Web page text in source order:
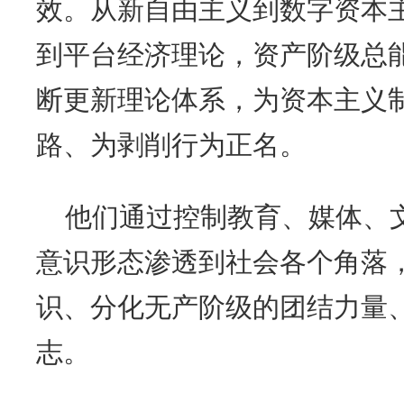
效。从新自由主义到数字资本
到平台经济理论，资产阶级总
断更新理论体系，为资本主义
路、为剥削行为正名。
他们通过控制教育、媒体、
意识形态渗透到社会各个角落
识、分化无产阶级的团结力量
志。